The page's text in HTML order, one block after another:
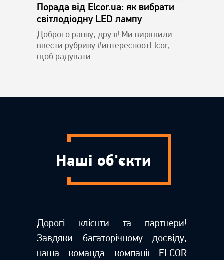
Порада від Elcor.ua: як вибрати
світлодіодну LED лампу
Доброго ранку, друзі! Ми вирішили
ввести рубрику #интересноотElcor,
щоб радувати...
Наші об'єкти
Дорогі клієнти та партнери!
Завдяки багаторічному досвіду,
наша команда компанії ELCOR